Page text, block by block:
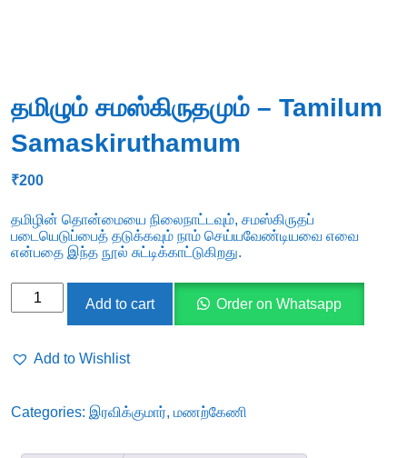
தமிழும் சமஸ்கிருதமும் – Tamilum
Samaskiruthamum
₹200
தமிழின் தொன்மையை நிலைநாட்டவும், சமஸ்கிருதப்
படையெடுப்பைத் தடுக்கவும் நாம் செய்யவேண்டியவை எவை
என்பதை இந்த நூல் சுட்டிக்காட்டுகிறது.
தமிழும்
Tamilum
quantity
Add to cart Order on Whatsapp
Add to Wishlist
Categories: இரவிக்குமார், மணற்கேணி